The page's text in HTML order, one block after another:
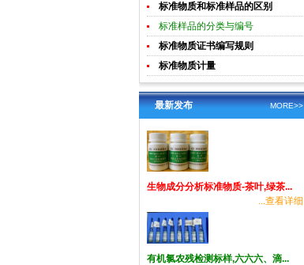
标准物质和标准样品的区别
标准样品的分类与编号
标准物质证书编写规则
标准物质计量
MORE>>
最新发布
生物成分分析标准物质-茶叶,绿茶...
...查看详细
有机氯农残检测标样,六六六、滴...